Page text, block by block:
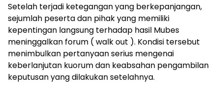
Setelah terjadi ketegangan yang berkepanjangan,
sejumlah peserta dan pihak yang memiliki
kepentingan langsung terhadap hasil Mubes
meninggalkan forum ( walk out ). Kondisi tersebut
menimbulkan pertanyaan serius mengenai
keberlanjutan kuorum dan keabsahan pengambilan
keputusan yang dilakukan setelahnya.